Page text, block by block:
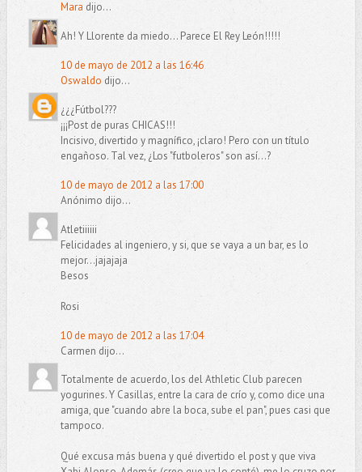
Mara dijo...
Ah! Y Llorente da miedo... Parece El Rey León!!!!!
10 de mayo de 2012 a las 16:46
Oswaldo dijo...
¿¿¿Fútbol???
¡¡¡Post de puras CHICAS!!!
Incisivo, divertido y magnífico, ¡claro! Pero con un título
engañoso. Tal vez, ¿Los "futboleros" son así...?
10 de mayo de 2012 a las 17:00
Anónimo dijo...
Atletiiiiii
Felicidades al ingeniero, y si, que se vaya a un bar, es lo
mejor...jajajaja
Besos
Rosi
10 de mayo de 2012 a las 17:04
Carmen dijo...
Totalmente de acuerdo, los del Athletic Club parecen
yogurines. Y Casillas, entre la cara de crío y, como dice una
amiga, que "cuando abre la boca, sube el pan", pues casi que
tampoco.
Qué excusa más buena y qué divertido el post y que viva